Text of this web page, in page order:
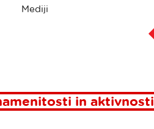
Mediji
in aktivnosti